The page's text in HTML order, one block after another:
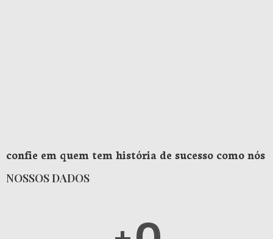
confie em quem tem história de sucesso como nós
NOSSOS DADOS